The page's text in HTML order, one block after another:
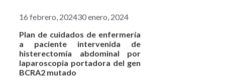
16 febrero, 202430 enero, 2024
Plan de cuidados de enfermería
a paciente intervenida de
histerectomía abdominal por
laparoscopia portadora del gen
BCRA2 mutado